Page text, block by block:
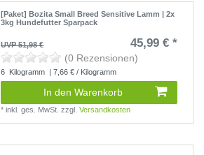
[Paket] Bozita Small Breed Sensitive Lamm | 2x
3kg Hundefutter Sparpack
UVP 51,98 € 45,99 € *
(0 Rezensionen)
6 Kilogramm | 7,66 € / Kilogramm
In den Warenkorb
*inkl. ges. MwSt. zzgl.Versandkosten